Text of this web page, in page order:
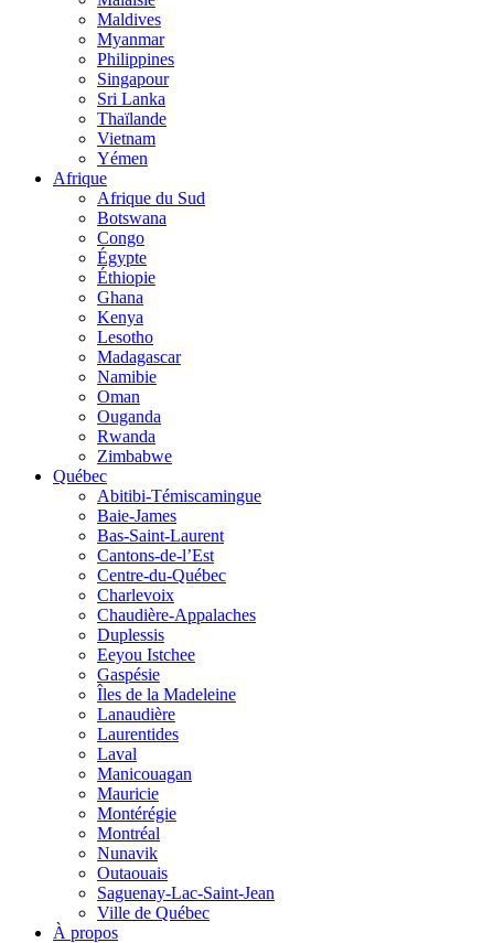
Maldives
Myanmar
Philippines
Singapour
Sri Lanka
Thaïlande
Vietnam
Yémen
Afrique
Afrique du Sud
Botswana
Congo
Égypte
Éthiopie
Ghana
Kenya
Lesotho
Madagascar
Namibie
Oman
Ouganda
Rwanda
Zimbabwe
Québec
Abitibi-Témiscamingue
Baie-James
Bas-Saint-Laurent
Cantons-de-l’Est
Centre-du-Québec
Charlevoix
Chaudière-Appalaches
Duplessis
Eeyou Istchee
Gaspésie
Îles de la Madeleine
Lanaudière
Laurentides
Laval
Manicouagan
Mauricie
Montérégie
Montréal
Nunavik
Outaouais
Saguenay-Lac-Saint-Jean
Ville de Québec
À propos